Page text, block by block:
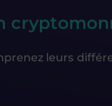
leurs